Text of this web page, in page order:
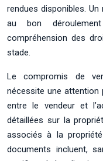
rendues disponibles.
au bon
compréhension des
stade.
Le compromis de
nécessite une attention
entre le vendeur et
détaillées sur la
associés à la
documents incluent,